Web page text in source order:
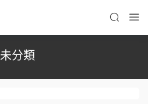
未分類